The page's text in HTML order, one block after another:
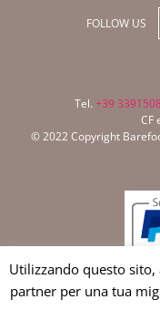
FOLLOW US
Tel. +39
CF
© 2022 Copyright
Utilizzando questo
partner per una tua